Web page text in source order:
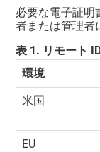
必要な電子証明
者または管理者
表 1. リモート
環境
米国
EU